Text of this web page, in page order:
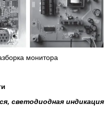
монитора
светодиодная индикация